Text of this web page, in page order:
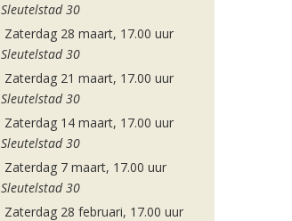
Sleutelstad 30
Zaterdag 28 maart, 17.00 uur
Sleutelstad 30
Zaterdag 21 maart, 17.00 uur
Sleutelstad 30
Zaterdag 14 maart, 17.00 uur
Sleutelstad 30
Zaterdag 7 maart, 17.00 uur
Sleutelstad 30
Zaterdag 28 februari, 17.00 uur